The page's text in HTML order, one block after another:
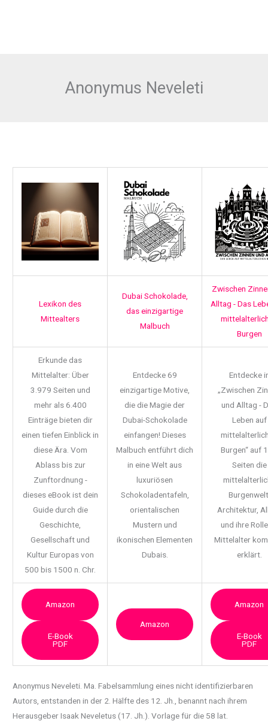
Anonymus Neveleti
Lexikon des
Mittealters
Dubai Schokolade,
das einzigartige
Malbuch
Zwischen
Alltag - Das
Burgen
Erkunde das
Mittelalter: Über
3.979 Seiten und
mehr als 6.400
Einträge bieten dir
einen tiefen Einblick in
diese Ära. Vom
Ablass bis zur
Zunftordnung -
dieses eBook ist dein
Guide durch die
Geschichte,
Gesellschaft und
Kultur Europas von
500 bis 1500 n. Chr.
Entdecke 69
einzigartige Motive,
die die Magie der
Dubai-Schokolade
einfangen! Dieses
Malbuch entführt dich
in eine Welt aus
luxuriösen
Schokoladentafeln,
orientalischen
Mustern und
ikonischen Elementen
Dubais.
Entdecke
„Zwischen
und Alltag -
Leben auf
Burgen“ auf
Seiten die
Architektur,
und ihre
Mittelalter
erklärt.
Amazon
E-Book
PDF
Amazon
Amazon
E-Book
PDF
Anonymus Neveleti. Ma. Fabelsammlung eines nicht identifizierbaren
Autors, entstanden in der 2. Hälfte des 12. Jh., benannt nach ihrem
Herausgeber Isaak Neveletus (17. Jh.). Vorlage für die 58 lat.